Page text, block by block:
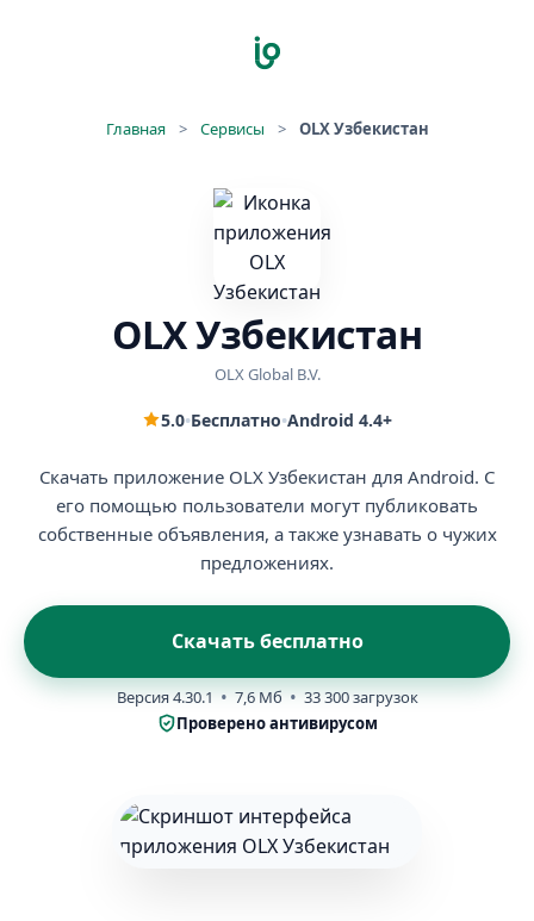
Главная > Сервисы > OLX Узбекистан
OLX Узбекистан
OLX Global B.V.
5.0•Бесплатно•Android 4.4+
Скачать приложение OLX Узбекистан для Android. С
его помощью пользователи могут публиковать
собственные объявления, а также узнавать о чужих
предложениях.
Скачать бесплатно
Версия 4.30.1 7,6 Мб
33 300 загрузок
Проверено антивирусом